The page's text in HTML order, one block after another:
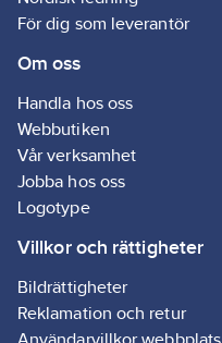
För dig som leverantör
Om oss
Handla hos oss
Webbutiken
Vår verksamhet
Jobba hos oss
Logotype
Villkor och rättigheter
Bildrättigheter
Reklamation och retur